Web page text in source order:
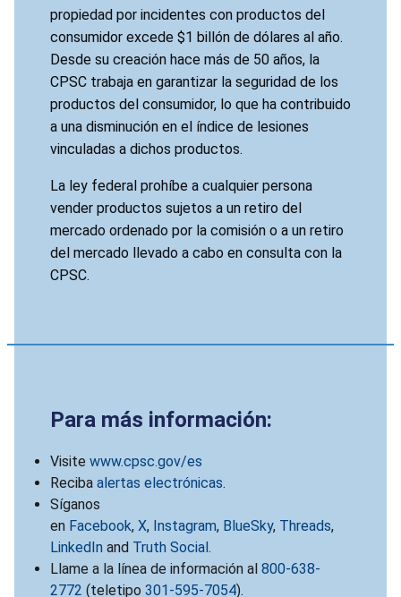
propiedad por incidentes con productos del
consumidor excede $1 billón de dólares al año.
Desde su creación hace más de 50 años, la
CPSC trabaja en garantizar la seguridad de los
productos del consumidor, lo que ha contribuido
a una disminución en el índice de lesiones
vinculadas a dichos productos.
La ley federal prohíbe a cualquier persona
vender productos sujetos a un retiro del
mercado ordenado por la comisión o a un retiro
del mercado llevado a cabo en consulta con la
CPSC.
Para más información:
Visite www.cpsc.gov/es
Reciba alertas electrónicas.
Síganos
en Facebook, X, Instagram, BlueSky, Threads,
LinkedIn and Truth Social.
Llame a la línea de información al 800-638-
2772 (teletipo 301-595-7054).